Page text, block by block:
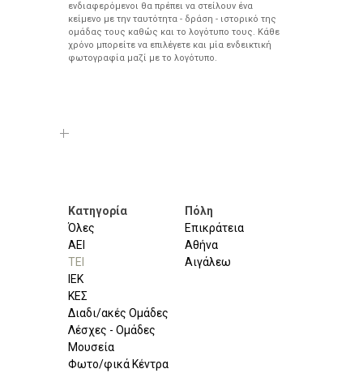
ενδιαφερόμενοι θα πρέπει να στείλουν ένα
κείμενο με την ταυτότητα - δράση - ιστορικό της
ομάδας τους καθώς και το λογότυπο τους. Κάθε
χρόνο μπορείτε να επιλέγετε και μία ενδεικτική
φωτογραφία μαζί με το λογότυπο.
Κατηγορία
Όλες
ΑΕΙ
ΤΕΙ
ΙΕΚ
ΚΕΣ
Διαδι/ακές Ομάδες
Λέσχες - Ομάδες
Μουσεία
Φωτο/φικά Κέντρα
Πόλη
Επικράτεια
Αθήνα
Αιγάλεω